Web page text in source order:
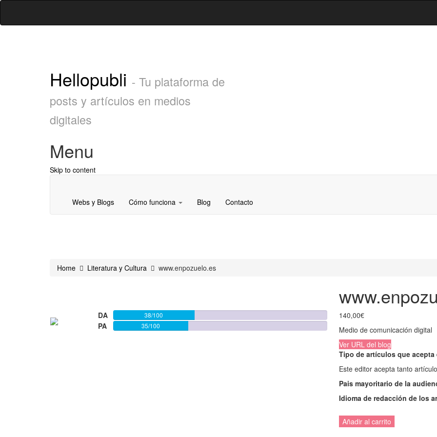
Hellopubli - Tu plataforma de
posts y artículos en medios
digitales
Menu
Skip to content
Webs y Blogs Cómo funciona Blog Contacto
Home Literatura y Cultura www.enpozuelo.es
140,00€
Medio de comunicación digital
Ver URL del blog
Tipo de artículos que acepta
Este editor acepta tanto
Pais mayoritario de la
Idioma de redacción de los
Añadir al carrito
DA 38/100
PA 35/100